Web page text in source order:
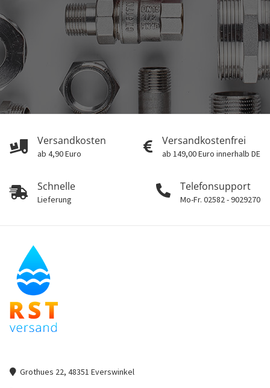
Versandkosten
ab 4,90 Euro
Versandkostenfrei
ab 149,00 Euro innerhalb DE
Schnelle
Lieferung
Telefonsupport
Mo-Fr. 02582 - 9029270
Grothues 22, 48351 Everswinkel